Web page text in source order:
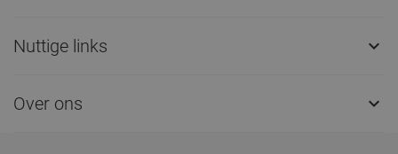
Nuttige links 
Over ons 